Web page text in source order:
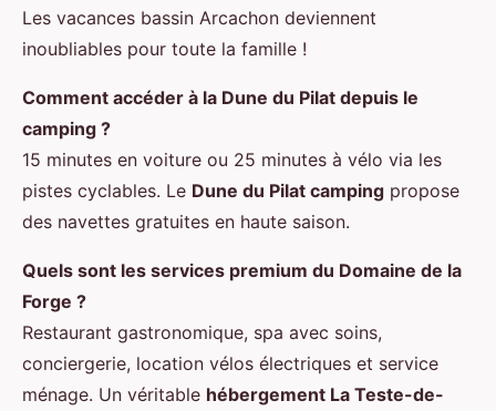
Les vacances bassin Arcachon deviennent
inoubliables pour toute la famille !
Comment accéder à la Dune du Pilat depuis le
camping ?
15 minutes en voiture ou 25 minutes à vélo via les
pistes cyclables. Le Dune du Pilat camping propose
des navettes gratuites en haute saison.
Quels sont les services premium du Domaine de la
Forge ?
Restaurant gastronomique, spa avec soins,
conciergerie, location vélos électriques et service
ménage. Un véritable hébergement La Teste-de-